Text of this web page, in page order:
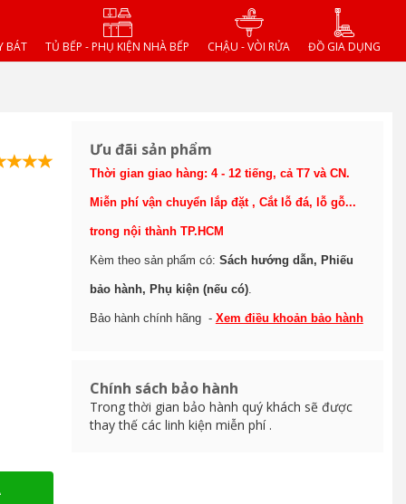
BÁT TỦ BẾP - PHỤ KIỆN NHÀ BẾP CHẬU - VÒI RỬA ĐỒ GIA DỤNG
Ưu đãi sản phẩm
Thời gian giao hàng: 4 - 12 tiếng, cả T7 và CN.
Miễn phí vận chuyển lắp đặt , Cắt lỗ đá, lỗ gỗ...
trong nội thành TP.HCM
Kèm theo sản phẩm có: Sách hướng dẫn, Phiếu
bảo hành, Phụ kiện (nếu có).
Bảo hành chính hãng - Xem điều khoản bảo hành
Chính sách bảo hành
Trong thời gian bảo hành quý khách sẽ được
thay thế các linh kiện miễn phí .